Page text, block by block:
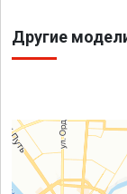
Другие